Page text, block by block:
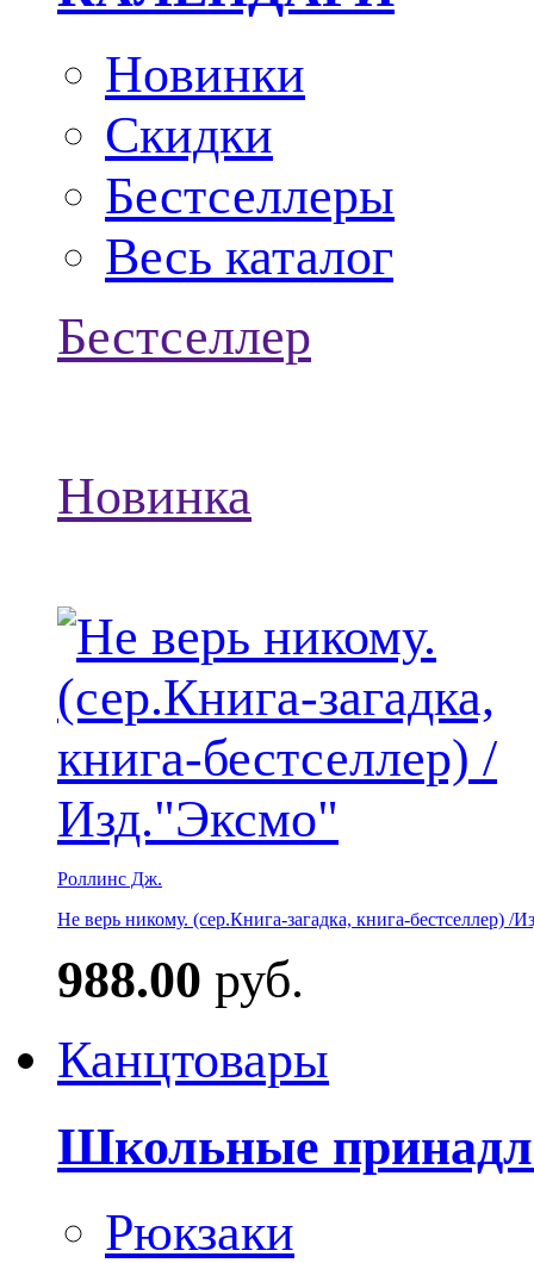
Новинки
Скидки
Бестселлеры
Весь каталог
Бестселлер
Новинка
Роллинс Дж.
Не верь никому. (сер.Книга-загадка, книга-бестселлер) /
988.00 руб.
Канцтовары
Школьные
Рюкзаки